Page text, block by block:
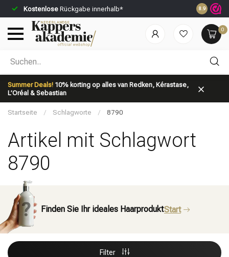
Kostenlose Rückgabe innerhalb* Vor 23:59
8.9
0
Summer Deals! 10% korting op alles van Redken, Kérastase,
L’Oréal & Sebastian
Nach welcher Kategorie suchst du?
Marken
Startseite / Schlagworte / 8790
Artikel mit Schlagwort
8790
Finden Sie Ihr ideales HaarproduktStart
Filter